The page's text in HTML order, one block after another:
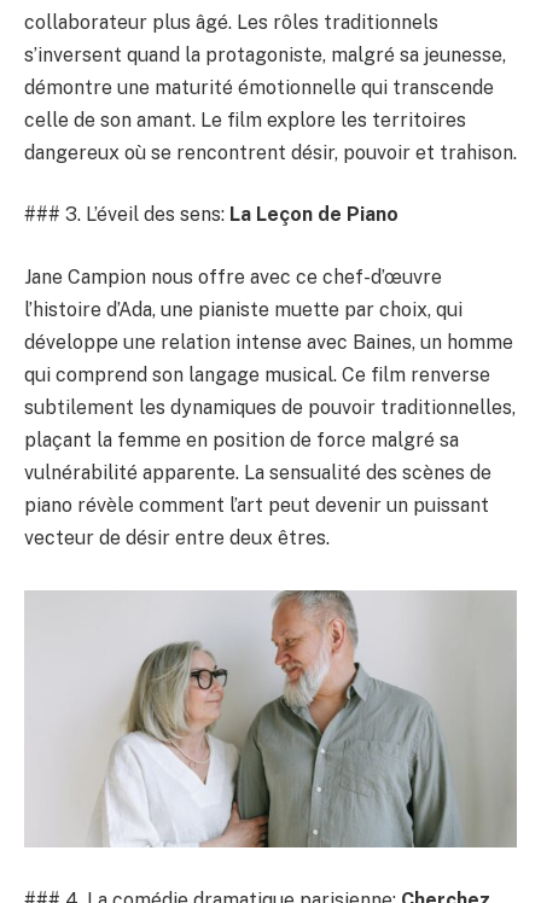
collaborateur plus âgé. Les rôles traditionnels
s’inversent quand la protagoniste, malgré sa jeunesse,
démontre une maturité émotionnelle qui transcende
celle de son amant. Le film explore les territoires
dangereux où se rencontrent désir, pouvoir et trahison.
### 3. L’éveil des sens: La Leçon de Piano
Jane Campion nous offre avec ce chef-d’œuvre
l’histoire d’Ada, une pianiste muette par choix, qui
développe une relation intense avec Baines, un homme
qui comprend son langage musical. Ce film renverse
subtilement les dynamiques de pouvoir traditionnelles,
plaçant la femme en position de force malgré sa
vulnérabilité apparente. La sensualité des scènes de
piano révèle comment l’art peut devenir un puissant
vecteur de désir entre deux êtres.